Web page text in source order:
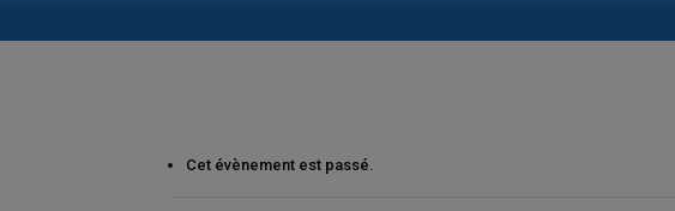
Cet évènement est passé.